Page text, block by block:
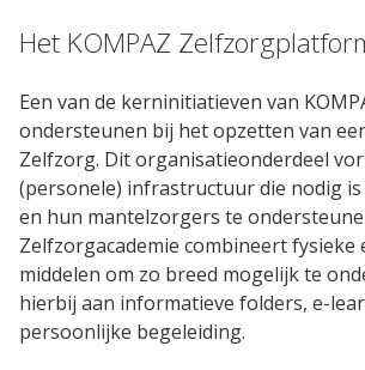
Het KOMPAZ
Een van de kerninitiatieven van
ondersteunen bij het opzetten van
Zelfzorg. Dit organisatieonderdeel
(personele) infrastructuur die nodig
en hun mantelzorgers te
Zelfzorgacademie combineert fysieke
middelen om zo breed mogelijk te
hierbij aan informatieve folders, e-
persoonlijke begeleiding.